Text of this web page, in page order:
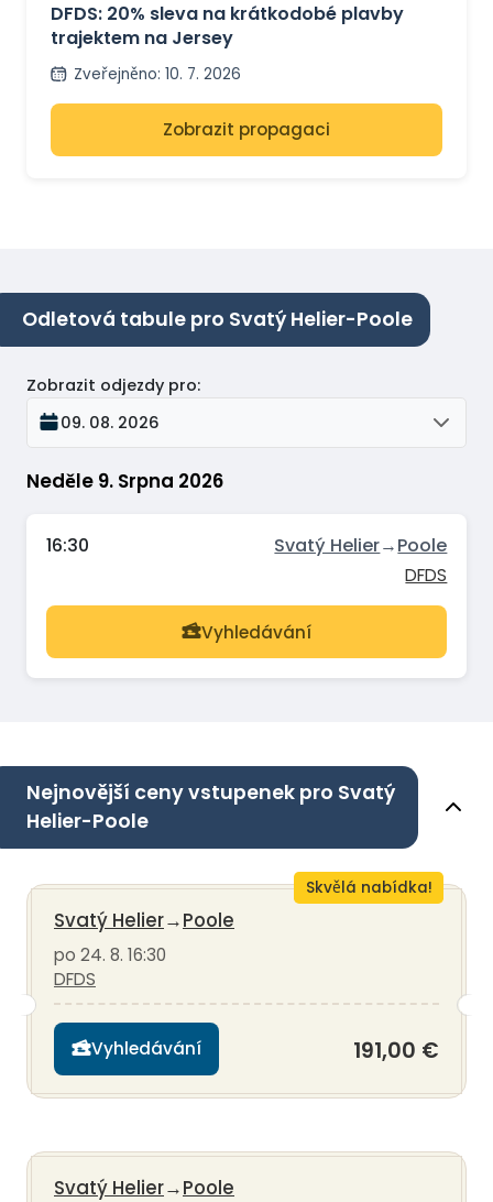
DFDS: 20% sleva na krátkodobé plavby
trajektem na Jersey
Zveřejněno: 10. 7. 2026
Zobrazit propagaci
Odletová tabule pro Svatý Helier-Poole
Neděle 9. Srpna 2026
Zobrazit odjezdy pro:
09. 08. 2026
16:30 Svatý Helier→Poole
DFDS
Vyhledávání
Nejnovější ceny vstupenek pro Svatý
Helier-Poole
Skvělá nabídka!
Svatý Helier→Poole
po 24. 8. 16:30
DFDS
Vyhledávání 191,00 €
Svatý Helier→Poole